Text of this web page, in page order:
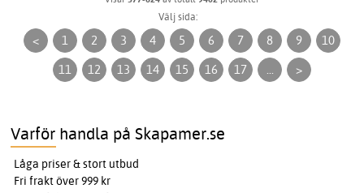
Välj sida:
< 1 2 3 4 5 6 7 8 9
10
11
12 13 14 15 16 17 ... >
Varför handla på Skapamer.se
Låga priser & stort utbud
Fri frakt över 999 kr